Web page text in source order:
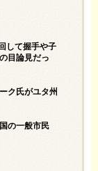
して握手や子
目論見だっ
ク氏がユタ州
の一般市民